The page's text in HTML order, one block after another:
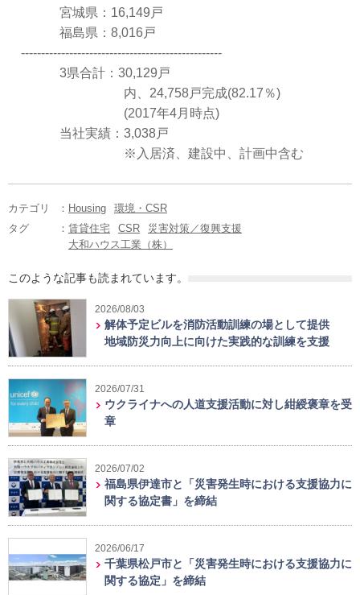
宮城県：16,149戸
福島県：8,016戸
--------------------------------------------------
3県合計：30,129戸
内、24,758戸完成(82.17％)
(2017年4月時点)
当社実績：3,038戸
※入居済、建設中、計画中含む
カテゴリ ： Housing
環境・CSR
タグ
： 賃貸住宅 CSR
災害対策／復興支援
大和ハウス工業（株）
このような記事も読まれています。
2026/08/03
解体予定ビルを消防活動訓練の場として提供
地域防災力向上に向けた実践的な訓練を支援
2026/07/31
ウクライナへの人道支援活動に対し紺綬褒章を受
章
2026/07/02
福島県伊達市と「災害発生時における支援協力に
関する協定書」を締結
2026/06/17
千葉県松戸市と「災害発生時における支援協力に
関する協定」を締結